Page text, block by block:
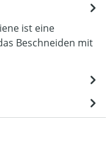
ist eine
Beschneiden mit